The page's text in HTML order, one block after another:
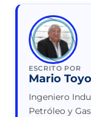
ESCRITO POR
Mario Toyo
Ingeniero
Petróleo y